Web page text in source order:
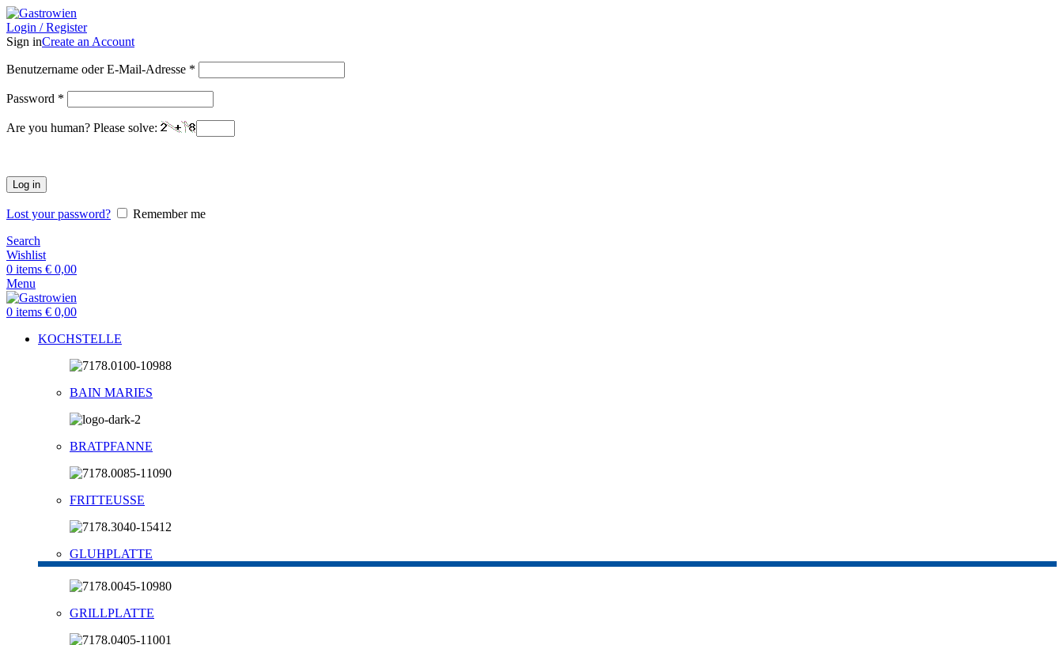
Login / Register
Sign inCreate an Account
Benutzername oder E-Mail-Adresse *
Password *
Are you human? Please solve:
Log in
Lost your password?
Remember me
Search
Wishlist
0 items € 0,00
Menu
0 items € 0,00
KOCHSTELLE
BAIN MARIES
BRATPFANNE
FRITTEUSSE
GLUHPLATTE
GRILLPLATTE